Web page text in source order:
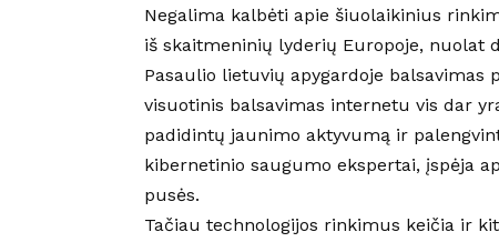
Negalima kalbėti apie šiuolaikinius
iš skaitmeninių lyderių Europoje, nuolat
Pasaulio lietuvių apygardoje
visuotinis balsavimas internetu vis dar
padidintų jaunimo aktyvumą ir
kibernetinio saugumo ekspertai, įspėja
pusės.
Tačiau technologijos rinkimus keičia ir